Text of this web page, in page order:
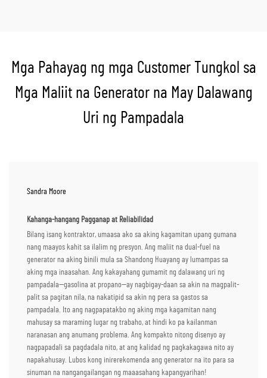
Mga Pahayag ng mga Customer Tungkol sa
Mga Maliit na Generator na May Dalawang
Uri ng Pampadala
Sandra Moore
Kahanga-hangang Pagganap at Reliabilidad
Bilang isang kontraktor, umaasa ako sa aking kagamitan upang gumana
nang maayos kahit sa ilalim ng presyon. Ang maliit na dual-fuel na
generator na aking binili mula sa Shandong Huayang ay lumampas sa
aking mga inaasahan. Ang kakayahang gumamit ng dalawang uri ng
pampadala—gasolina at propano—ay nagbigay-daan sa akin na magpalit-
palit sa pagitan nila, na nakatipid sa akin ng pera sa gastos sa
pampadala. Ito ang nagpapatakbo ng aking mga kagamitan nang
mahusay sa maraming lugar ng trabaho, at hindi ko pa kailanman
naranasan ang anumang problema. Ang kompakto nitong disenyo ay
nagpapadali sa pagdadala nito, at ang kalidad ng pagkakagawa nito ay
napakahusay. Lubos kong inirerekomenda ang generator na ito para sa
sinuman na nangangailangan ng maaasahang kapangyarihan!